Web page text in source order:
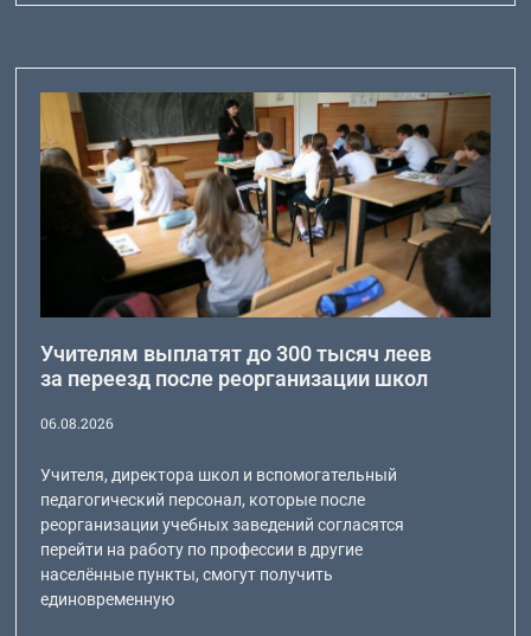
Учителям выплатят до 300 тысяч леев
за переезд после реорганизации школ
06.08.2026
Учителя, директора школ и вспомогательный
педагогический персонал, которые после
реорганизации учебных заведений согласятся
перейти на работу по профессии в другие
населённые пункты, смогут получить
единовременную